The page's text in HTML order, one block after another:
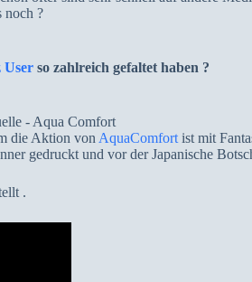
noch ?
Userso zahlreich gefaltet haben ?
- Aqua Comfort
die Aktion von AquaComfortist mit
gedruckt und vor der Japanische
.